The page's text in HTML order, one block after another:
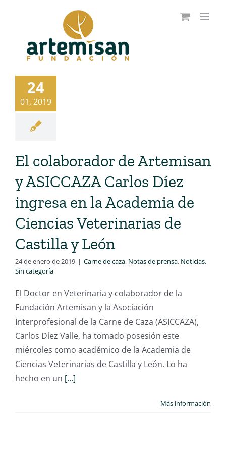
24
01, 2019
El colaborador de Artemisan
y ASICCAZA Carlos Díez
ingresa en la Academia de
Ciencias Veterinarias de
Castilla y León
24 de enero de 2019 | Carne de caza, Notas de prensa, Noticias,
Sin categoría
El Doctor en Veterinaria y colaborador de la
Fundación Artemisan y la Asociación
Interprofesional de la Carne de Caza (ASICCAZA),
Carlos Díez Valle, ha tomado posesión este
miércoles como académico de la Academia de
Ciencias Veterinarias de Castilla y León. Lo ha
hecho en un [...]
Más información